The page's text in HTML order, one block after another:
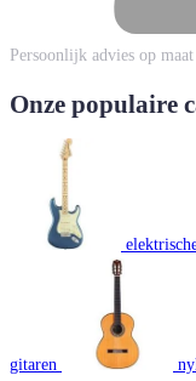
Persoonlijk advies op maat
Onze populaire
gitaren